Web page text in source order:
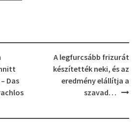
Das
A legfurcsább frizurát
készítették neki, és az
eredmény elállítja a
szavad…